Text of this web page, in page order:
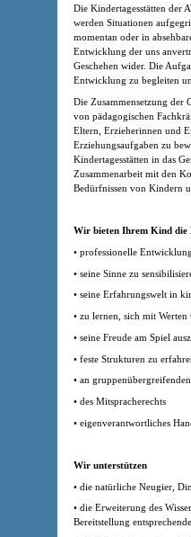
Die Kindertagesstätten der
werden Situationen
momentan oder in
Entwicklung der uns
Geschehen wider. Die
Entwicklung zu begleiten
Die Zusammensetzung der
von pädagogischen
Eltern, Erzieherinnen und
Erziehungsaufgaben zu
Kindertagesstätten in das
Zusammenarbeit mit den
Bedürfnissen von Kindern
Wir bieten Ihrem Kind die
• professionelle
• seine Sinne zu
• seine Erfahrungswelt in
• zu lernen, sich mit
• seine Freude am Spiel
• feste Strukturen zu
• an
• des Mitspracherechts
• eigenverantwortliches
Wir unterstützen
• die natürliche Neugier,
• die Erweiterung des
Bereitstellung